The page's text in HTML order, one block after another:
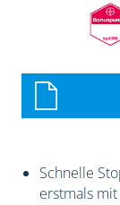
Schnelle
erstmals